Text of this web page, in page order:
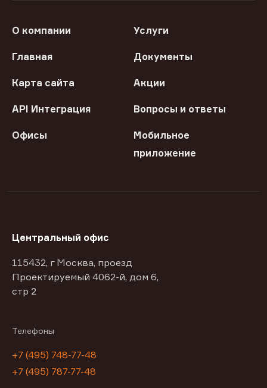
О компании Услуги
Главная Документы
Карта сайта Акции
API Интеграция Вопросы и ответы
Офисы
Мобильное
приложение
Центральный офис
115432, г Москва, проезд
Проектируемый 4062-й, дом 6,
стр 2
Телефоны
+7 (495) 748-77-48
+7 (495) 787-77-48